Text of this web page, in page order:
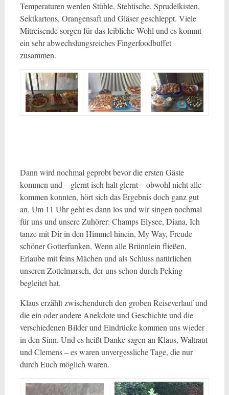
Temperaturen werden Stühle, Stehtische, Sprudelkisten,
Sektkartons, Orangensaft und Gläser geschleppt. Viele
Mitreisende sorgen für das leibliche Wohl und es kommt
ein sehr abwechslungsreiches Fingerfoodbuffet
zusammen.
Dann wird nochmal geprobt bevor die ersten Gäste
kommen und – glernt isch halt glernt – obwohl nicht alle
kommen konnten, hört sich das Ergebnis doch ganz gut
an. Um 11 Uhr geht es dann los und wir singen nochmal
für uns und unsere Zuhörer: Champs Elysee, Diana, Ich
tanze mit Dir in den Himmel hinein, My Way, Freude
schöner Gotterfunken, Wenn alle Brünnlein fließen,
Erlaube mit feins Mächen und als Schluss natürlichen
unseren Zottelmarsch, der uns schon durch Peking
begleitet hat.
Klaus erzählt zwischendurch den groben Reiseverlauf und
die ein oder andere Anekdote und Geschichte und die
verschiedenen Bilder und Eindrücke kommen uns wieder
in den Sinn. Und es heißt Danke sagen an Klaus, Waltraut
und Clemens – es waren unvergessliche Tage, die nur
durch Euch möglich waren.